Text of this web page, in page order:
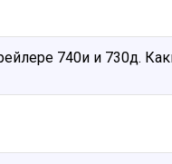
740и и 730д.